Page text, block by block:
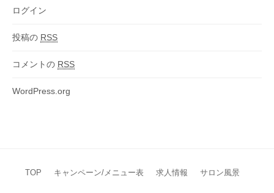
ログイン
投稿の RSS
コメントの RSS
WordPress.org
TOP キャンペーン/メニュー表 求人情報 サロン風景